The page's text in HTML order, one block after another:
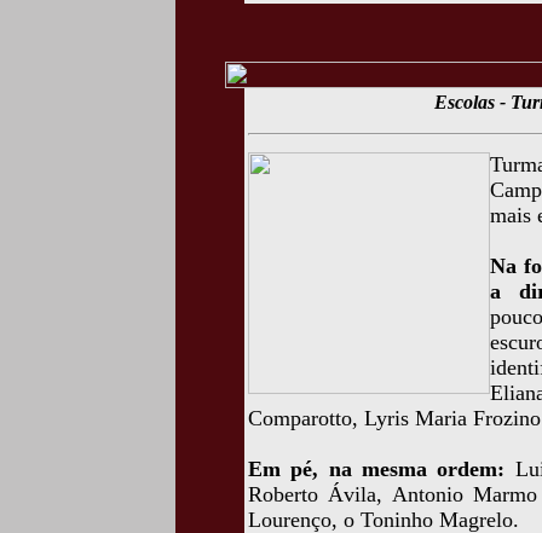
Escolas -
mais
Na
a
Comparotto, Lyris Maria
Em pé, na mesma ordem:
Roberto Ávila, Antonio
Lourenço, o Toninho Magrelo.